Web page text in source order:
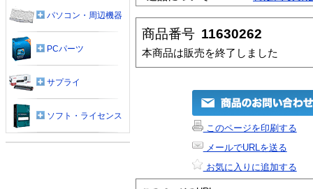
商品番号 11630262
本商品は販売を終了しました
このページを印刷する
メールでURLを送る
お気に入りに追加する
パソコン・周辺機器
PCパーツ
サプライ
ソフト・ライセンス